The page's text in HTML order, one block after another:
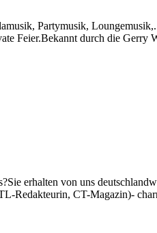
Partymusik,
Feier.Bekannt durch die Gerry
erhalten von uns
Redakteurin, CT-Magazin)-